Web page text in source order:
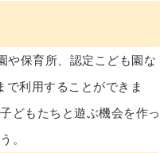
や保育所、認定こども園な
で利用することができま
どもたちと遊ぶ機会を作っ
。